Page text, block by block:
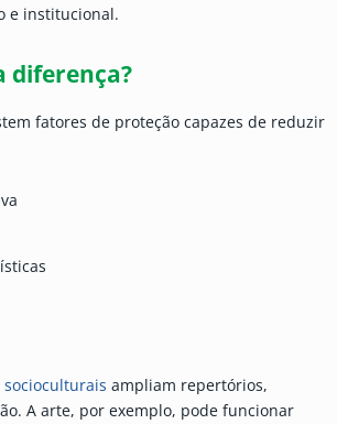
e institucional.
diferença?
fatores de proteção capazes de reduzir
ampliam repertórios,
A arte, por exemplo, pode funcionar